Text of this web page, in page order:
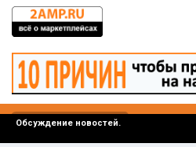
Обсуждение новостей.